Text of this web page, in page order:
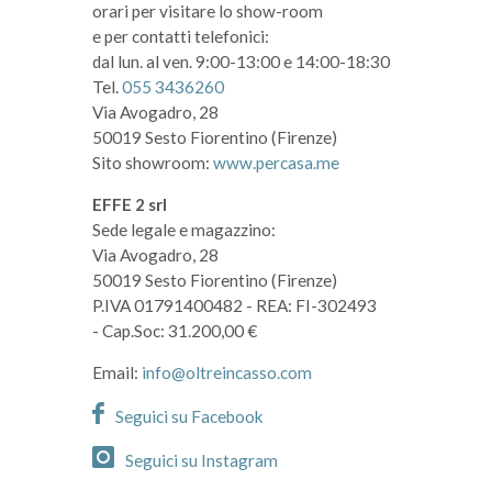
orari per visitare lo show-room
e per contatti telefonici:
dal lun. al ven. 9:00-13:00 e 14:00-18:30
Tel.055 3436260
Via Avogadro, 28
50019 Sesto Fiorentino (Firenze)
Sito showroom: www.percasa.me
EFFE 2 srl
Sede legale e magazzino:
Via Avogadro, 28
50019 Sesto Fiorentino (Firenze)
P.IVA 01791400482 - REA: FI-302493
- Cap.Soc: 31.200,00 €
Email: info@oltreincasso.com
Seguici su Facebook
Seguici su Instagram